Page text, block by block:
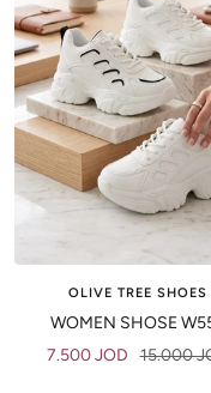
OLIVE TREE SHOES
WOMEN SHOSE
Sale
7.500 JOD Regular
15.000